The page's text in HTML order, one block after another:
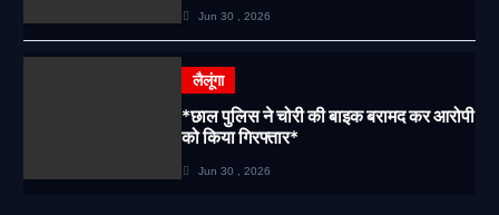
Jun 30 , 2026
लैलूंगा
*छाल पुलिस ने चोरी की बाइक बरामद कर आरोपी
को किया गिरफ्तार*
Jun 30 , 2026